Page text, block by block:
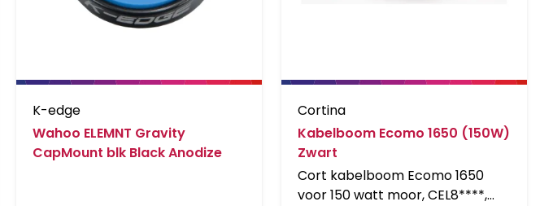
K-edge
Wahoo ELEMNT Gravity
CapMount blk Black Anodize
Cortina
Kabelboom Ecomo 1650 (150W)
Zwart
Cort kabelboom Ecomo 1650
voor 150 watt moor, CEL8****,